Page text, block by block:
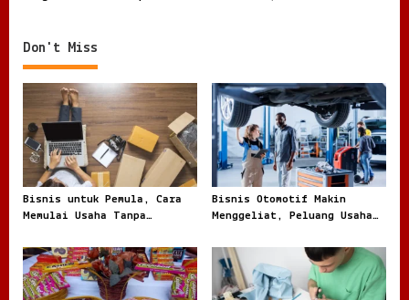
Don't Miss
Bisnis untuk Pemula, Cara
Memulai Usaha Tanpa
Bisnis Otomotif Makin
Menggeliat, Peluang Usaha
Beli Kendaraan